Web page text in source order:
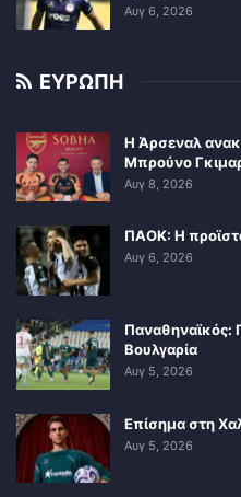
Αυγ 6, 2026
ΕΥΡΩΠΗ
Η Άρσεναλ
Μπρούνο
Αυγ 8, 2026
ΠΑΟΚ: Η
Αυγ 6, 2026
Παναθηναϊκός:
Βουλγαρία
Αυγ 5, 2026
Επίσημα στη
Αυγ 5, 2026